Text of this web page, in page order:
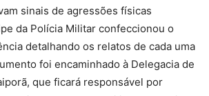
sinais de agressões físicas
da Polícia Militar confeccionou o
detalhando os relatos de cada uma
foi encaminhado à Delegacia de
que ficará responsável por